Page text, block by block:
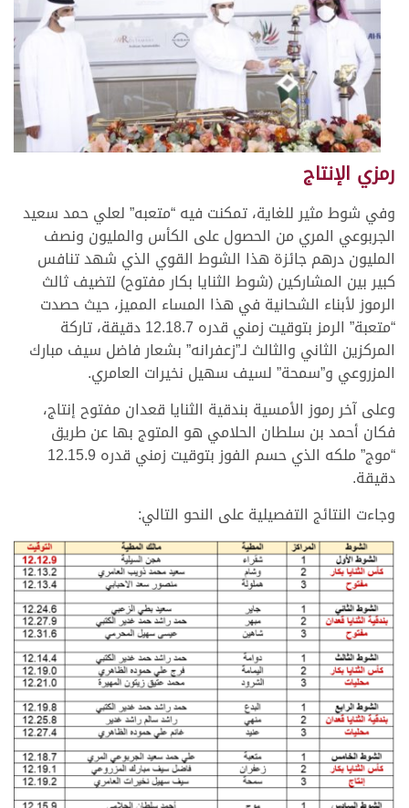
رمزي الإنتاج
وفي شوط مثير للغاية، تمكنت فيه “متعبه” لعلي حمد سعيد
الجربوعي المري من الحصول على الكأس والمليون ونصف
المليون درهم جائزة هذا الشوط القوي الذي شهد تنافس
كبير بين المشاركين (شوط الثنايا بكار مفتوح) لتضيف ثالث
الرموز لأبناء الشحانية في هذا المساء المميز، حيث حصدت
“متعبة” الرمز بتوقيت زمني قدره 12.18.7 دقيقة، تاركة
المركزين الثاني والثالث لـ”زعفرانه” بشعار فاضل سيف مبارك
المزروعي و”سمحة” لسيف سهيل نخيرات العامري.
وعلى آخر رموز الأمسية بندقية الثنايا قعدان مفتوح إنتاج،
فكان أحمد بن سلطان الحلامي هو المتوج بها عن طريق
“موج” ملكه الذي حسم الفوز بتوقيت زمني قدره 12.15.9
دقيقة.
وجاءت النتائج التفصيلية على النحو التالي: